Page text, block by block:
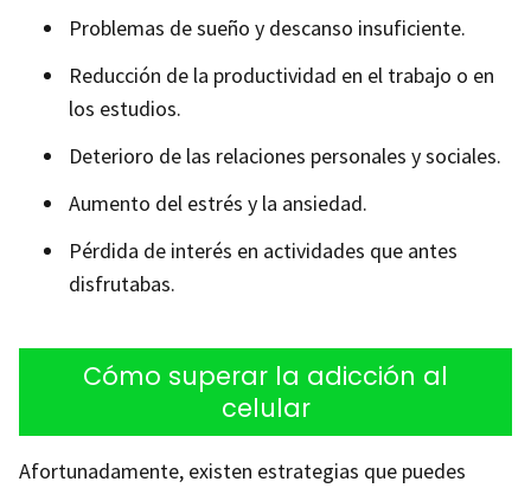
Problemas de sueño y descanso insuficiente.
Reducción de la productividad en el trabajo o en
los estudios.
Deterioro de las relaciones personales y sociales.
Aumento del estrés y la ansiedad.
Pérdida de interés en actividades que antes
disfrutabas.
Cómo superar la adicción al
celular
Afortunadamente, existen estrategias que puedes